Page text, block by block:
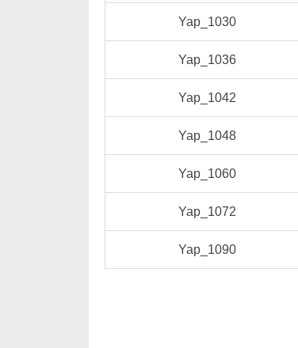
Yap_1030
Yap_1036
Yap_1042
Yap_1048
Yap_1060
Yap_1072
Yap_1090